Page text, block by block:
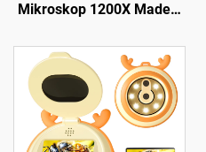
Mikroskop 1200X Madeni
Ekran ile 16MP Lehimleme
Mikroskobu